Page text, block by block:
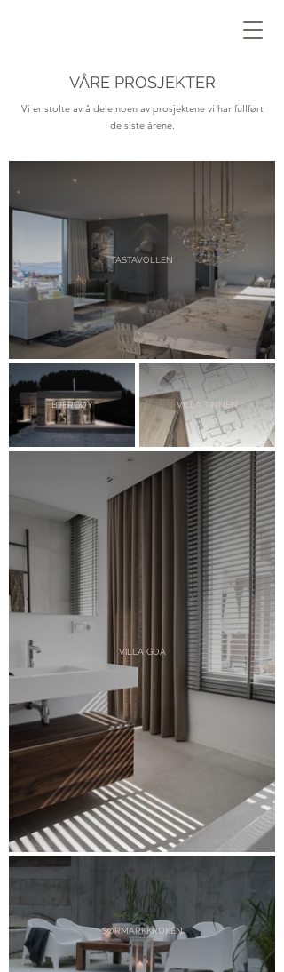
VÅRE PROSJEKTER
Vi er stolte av å dele noen av prosjektene vi har fullført
de siste årene.
TASTAVOLLEN
BJERGØY VILLA TINNEN
VILLA GOA
SØRMARKKROKEN